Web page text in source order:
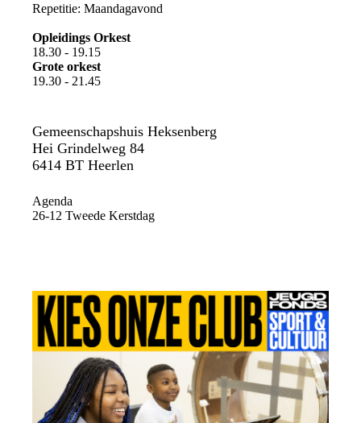
Repetitie: Maandagavond
Opleidings Orkest
18.30 - 19.15
Grote orkest
19.30 - 21.45
Gemeenschapshuis Heksenberg
Hei Grindelweg 84
6414 BT Heerlen
Agenda
26-12 Tweede Kerstdag